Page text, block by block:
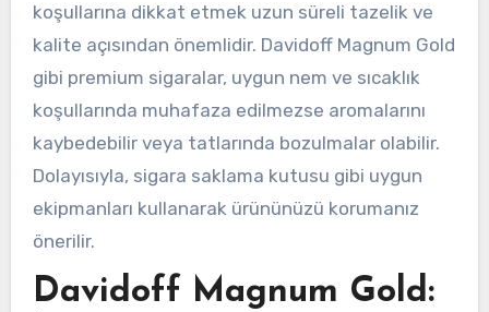
koşullarına dikkat etmek uzun süreli tazelik ve
kalite açısından önemlidir. Davidoff Magnum Gold
gibi premium sigaralar, uygun nem ve sıcaklık
koşullarında muhafaza edilmezse aromalarını
kaybedebilir veya tatlarında bozulmalar olabilir.
Dolayısıyla, sigara saklama kutusu gibi uygun
ekipmanları kullanarak ürününüzü korumanız
önerilir.
Davidoff Magnum Gold: